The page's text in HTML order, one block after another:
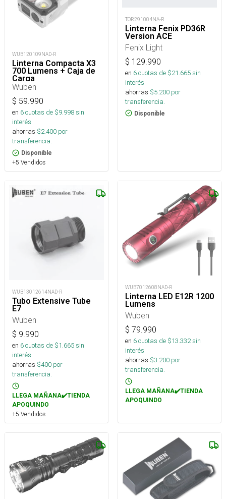
WUB120109NAD-R
Linterna Compacta X3
700 Lumens + Caja de
Carga
Wuben
$ 59.990
en 6cuotas de $9.998sin
interés
ahorras $2.400 por
transferencia.
Disponible
+5 Vendidos
TOR291004NA-R
Linterna Fenix PD36R
Version ACE
Fenix Light
$ 129.990
en 6cuotas de $21.665sin
interés
ahorras $5.200 por
transferencia.
Disponible
WUB13012614NAD-R
Tubo Extensive Tube
E7
Wuben
$ 9.990
en 6cuotas de $1.665sin
interés
ahorras $400 por
transferencia.
LLEGA MAÑANA✔️TIENDA
APOQUINDO
+5 Vendidos
WUB7012608NAD-R
Linterna LED E12R 1200
Lumens
Wuben
$ 79.990
en 6cuotas de $13.332sin
interés
ahorras $3.200 por
transferencia.
LLEGA MAÑANA✔️TIENDA
APOQUINDO